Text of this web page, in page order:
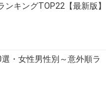
キングTOP22【最新版】
・女性男性別～意外順ラ